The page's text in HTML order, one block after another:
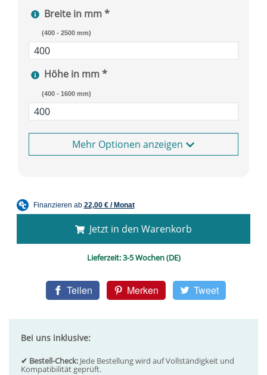
Breite in mm *
(400 - 2500 mm)
Höhe in mm *
(400 - 1600 mm)
Optionen anzeigen
Jetzt in den Warenkorb
Lieferzeit:3-5 Wochen (DE)
Teilen Merken Tweet
Bei uns inklusive:
✔ Bestell-Check: Jede Bestellung wird auf Vollständigkeit und
Kompatibilität geprüft.